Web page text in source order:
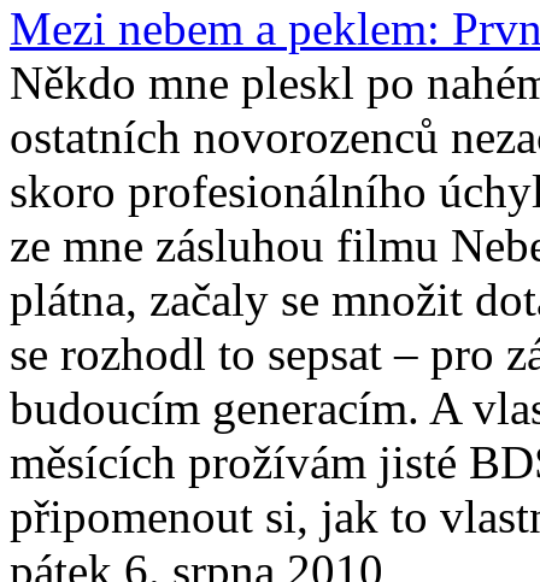
Mezi nebem a peklem:
Někdo mne pleskl po
ostatních novorozenců
skoro profesionálního
ze mne zásluhou filmu
plátna, začaly se množit
se rozhodl to sepsat – pro
budoucím generacím. A
měsících prožívám jisté
připomenout si, jak to
pátek 6. srpna 2010